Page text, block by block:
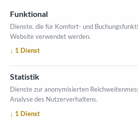
ÖFFNUNGSZEITEN MESSE
1. Oktober 2026, 9-17 Uhr
2. Oktober 2026, 9-16 Uhr
VERANSTALTUNGSORT
Salzburger Messe
Messezentrum 1
5020 Salzburg
Funktional
Dienste, die für Komfort- und
Website verwendet werden.
↓ 1 Dienst
Statistik
Dienste zur anonymisierten
Analyse des Nutzerverhaltens.
↓ 1 Dienst